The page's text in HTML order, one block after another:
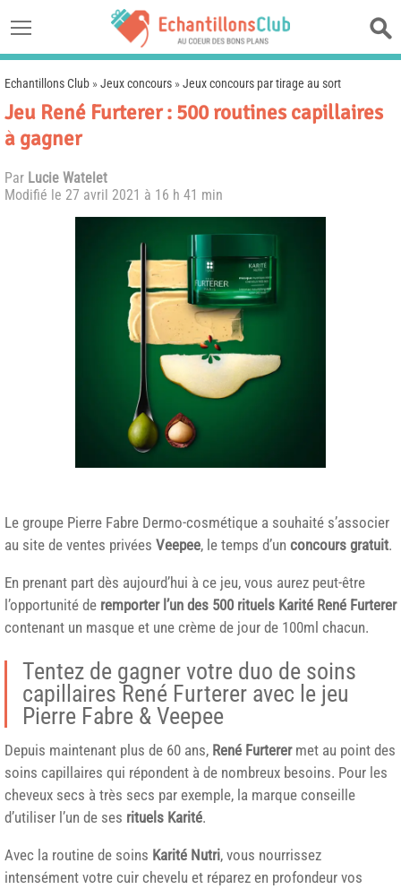
Echantillons Club »Jeux concours »Jeux concours par tirage au sort
Jeu René Furterer : 500 routines capillaires
à gagner
Par Lucie Watelet
Modifié le 27 avril 2021 à 16 h 41 min
Le groupe Pierre Fabre Dermo-cosmétique a souhaité s’associer
au site de ventes privées Veepee, le temps d’un concours gratuit.
En prenant part dès aujourd’hui à ce jeu, vous aurez peut-être
l’opportunité de remporter l’un des 500 rituels Karité René Furterer
contenant un masque et une crème de jour de 100ml chacun.
Tentez de gagner votre duo de soins
capillaires René Furterer avec le jeu
Pierre Fabre & Veepee
Depuis maintenant plus de 60 ans, René Furterermet au point des
soins capillaires qui répondent à de nombreux besoins. Pour les
cheveux secs à très secs par exemple, la marque conseille
d’utiliser l’un de ses rituels Karité.
Avec la routine de soins Karité Nutri, vous nourrissez
intensément votre cuir chevelu et réparez en profondeur vos